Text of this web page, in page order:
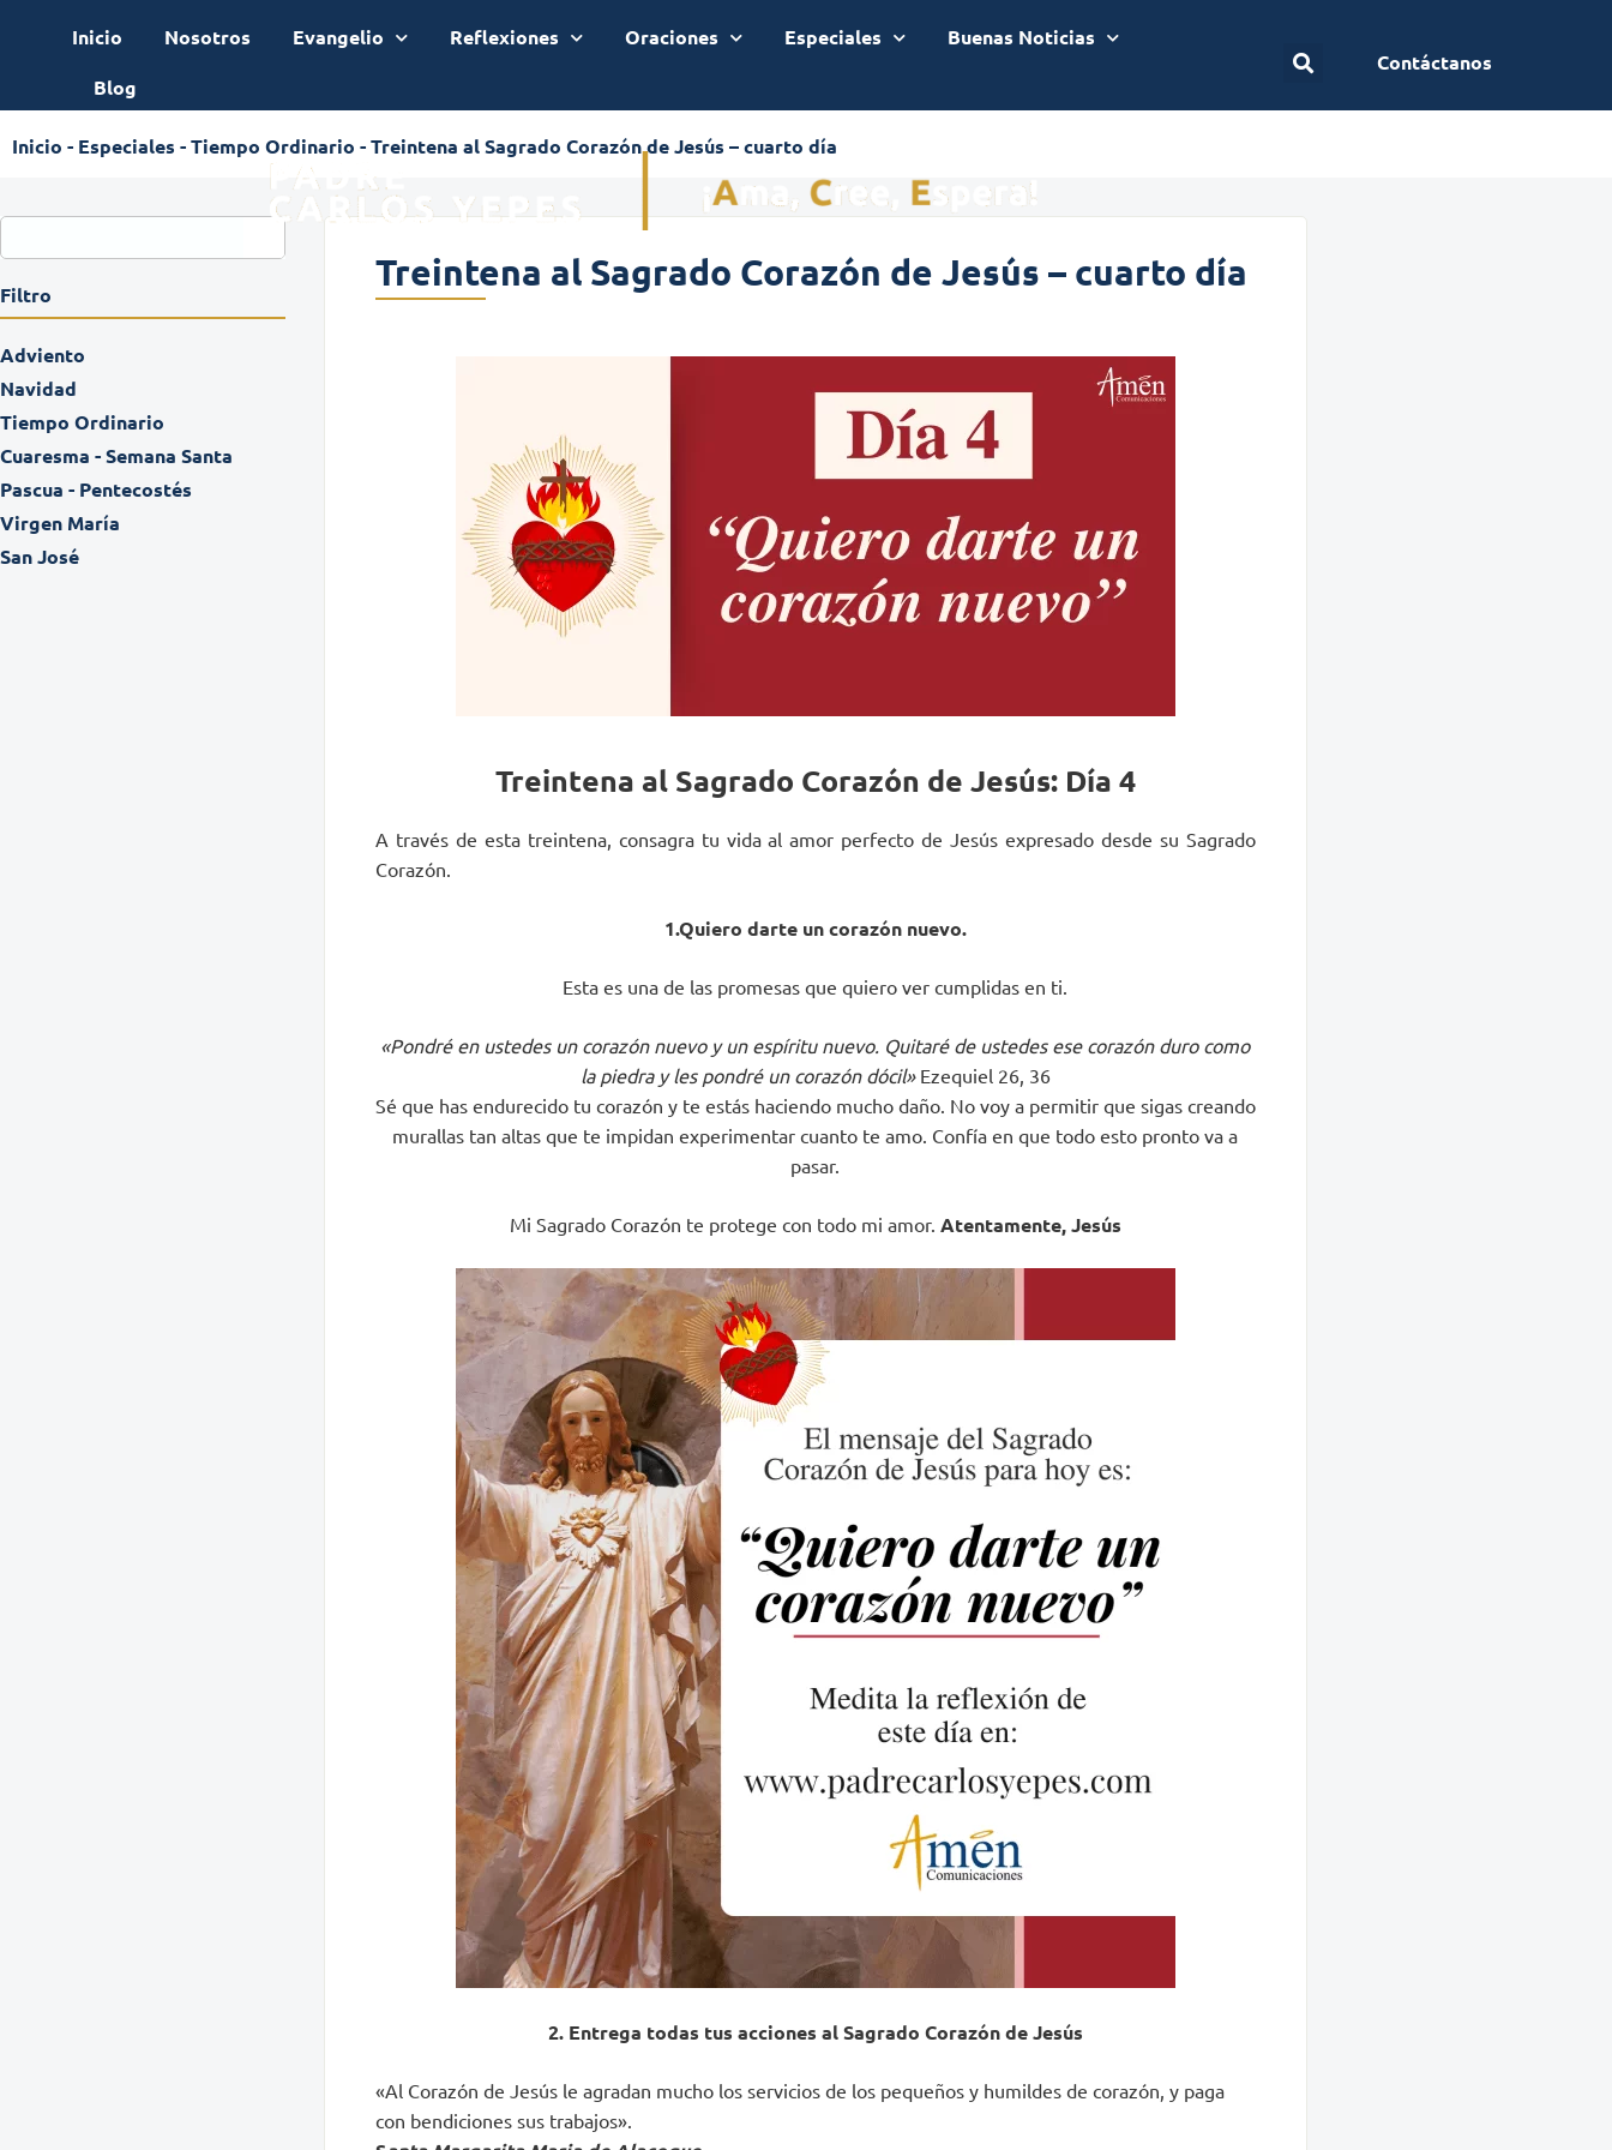
Inicio Nosotros Evangelio Reflexiones Oraciones Especiales
Buenas Noticias
Blog
Contáctanos
Inicio - Especiales -Tiempo Ordinario -Treintena al Sagrado Corazón de Jesús – cuarto día
Filtro
Adviento
Navidad
Tiempo Ordinario
Cuaresma - Semana Santa
Pascua - Pentecostés
Virgen María
San José
Treintena al Sagrado Corazón de Jesús – cuarto día
Treintena al Sagrado Corazón de Jesús: Día 4
A través de esta treintena, consagra tu vida al amor perfecto de Jesús expresado desde su Sagrado
Corazón.
1.Quiero darte un corazón nuevo.
Esta es una de las promesas que quiero ver cumplidas en ti.
«Pondré en ustedes un corazón nuevo y un espíritu nuevo. Quitaré de ustedes ese corazón duro como
la piedra y les pondré un corazón dócil»Ezequiel 26, 36
Sé que has endurecido tu corazón y te estás haciendo mucho daño. No voy a permitir que sigas creando
murallas tan altas que te impidan experimentar cuanto te amo. Confía en que todo esto pronto va a
pasar.
Mi Sagrado Corazón te protege con todo mi amor. Atentamente, Jesús
2. Entrega todas tus acciones al Sagrado Corazón de Jesús
«Al Corazón de Jesús le agradan mucho los servicios de los pequeños y humildes de corazón, y paga
con bendiciones sus trabajos».